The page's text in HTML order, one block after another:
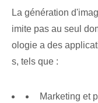
La génération
imite pas au seul
ologie a des
s, tels que :
Marketing et